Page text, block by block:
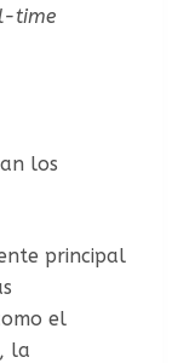
time
los
principal
el
la